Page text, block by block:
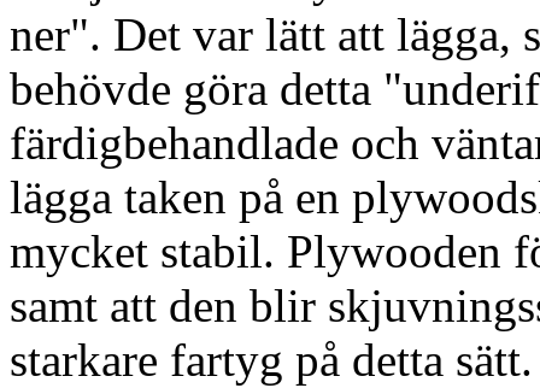
ner". Det var lätt att lägga,
behövde göra detta
färdigbehandlade och
lägga taken på en
mycket stabil. Plywooden
samt att den blir
starkare fartyg på detta sätt.